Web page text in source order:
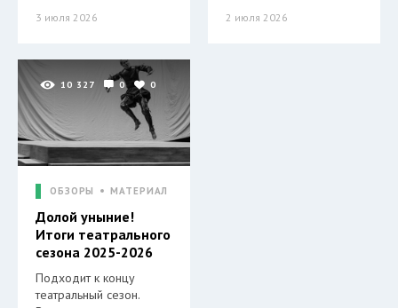
3 июля 2026 2 июля 2026
10 327 0 0
ОБЗОРЫ МАТЕРИАЛ
Долой уныние!
Итоги театрального
сезона 2025-2026
Подходит к концу
театральный сезон.